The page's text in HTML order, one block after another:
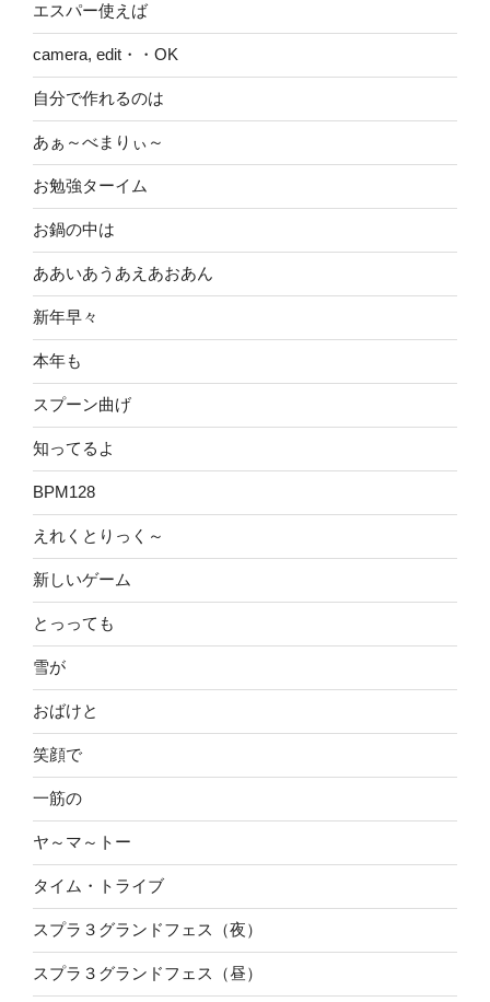
エスパー使えば
camera, edit・・OK
自分で作れるのは
あぁ～べまりぃ～
お勉強ターイム
お鍋の中は
ああいあうあえあおあん
新年早々
本年も
スプーン曲げ
知ってるよ
BPM128
えれくとりっく～
新しいゲーム
とっっても
雪が
おばけと
笑顔で
一筋の
ヤ～マ～トー
タイム・トライブ
スプラ３グランドフェス（夜）
スプラ３グランドフェス（昼）